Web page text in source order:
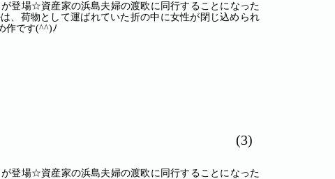
登場☆資産家の浜島夫婦の渡欧に同行することになった
、荷物として運ばれていた折の中に女性が閉じ込められ
作です(^^)ﾉ
(3)
登場☆資産家の浜島夫婦の渡欧に同行することになった